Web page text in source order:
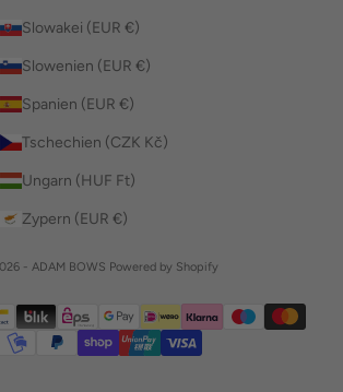
Slowakei (EUR €)
Slowenien (EUR €)
Spanien (EUR €)
Tschechien (CZK Kč)
Ungarn (HUF Ft)
Zypern (EUR €)
- ADAM BOWS Powered by Shopify